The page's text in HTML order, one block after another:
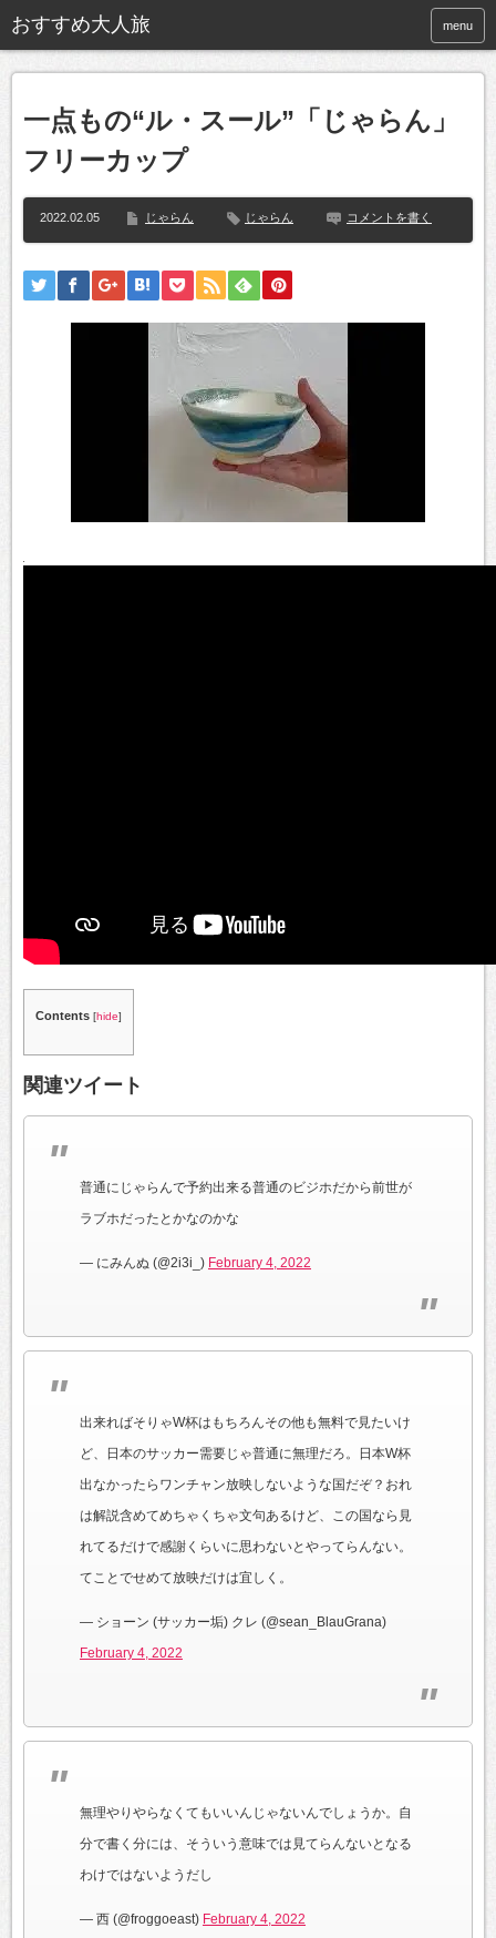
おすすめ大人旅 menu
一点もの“ル・スール”「じゃらん」
フリーカップ
2022.02.05 じゃらん じゃらん コメントを書く
Contents [hide]
関連ツイート
普通にじゃらんで予約出来る普通のビジホだから前世が
ラブホだったとかなのかな
— にみんぬ (@2i3i_) February 4, 2022
出来ればそりゃW杯はもちろんその他も無料で見たいけ
ど、日本のサッカー需要じゃ普通に無理だろ。日本W杯
出なかったらワンチャン放映しないような国だぞ？おれ
は解説含めてめちゃくちゃ文句あるけど、この国なら見
れてるだけで感謝くらいに思わないとやってらんない。
てことでせめて放映だけは宜しく。
— ショーン (サッカー垢) クレ (@sean_BlauGrana)
February 4, 2022
無理やりやらなくてもいいんじゃないんでしょうか。自
分で書く分には、そういう意味では見てらんないとなる
わけではないようだし
— 西 (@froggoeast) February 4, 2022